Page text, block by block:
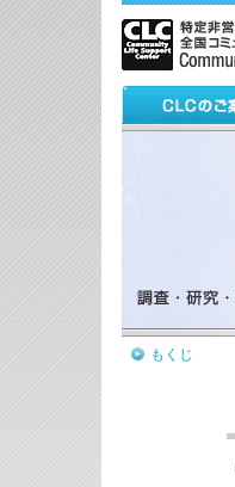
もくじ